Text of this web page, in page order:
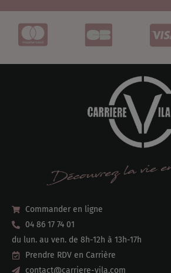
Commander en ligne
04 86 17 74 01
du lun. au ven. de 8h-12h à 13h-17h
Prendre RDV en Carrière
contact@carriere-vila.com